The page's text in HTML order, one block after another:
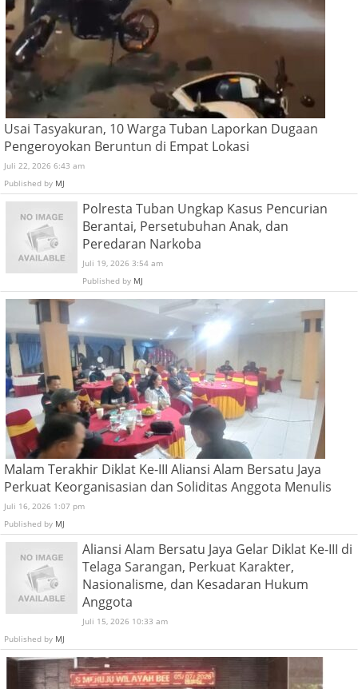
Usai Tasyakuran, 10 Warga Tuban Laporkan Dugaan
Pengeroyokan Beruntun di Empat Lokasi
Juli 22, 2026 6:43 am
Published by MJ
Polresta Tuban Ungkap Kasus Pencurian
Berantai, Persetubuhan Anak, dan
Peredaran Narkoba
Juli 19, 2026 3:54 am
Published by MJ
Malam Terakhir Diklat Ke-III Aliansi Alam Bersatu Jaya
Perkuat Keorganisasian dan Soliditas Anggota Menulis
Juli 16, 2026 1:07 pm
Published by MJ
Aliansi Alam Bersatu Jaya Gelar Diklat Ke-III di
Telaga Sarangan, Perkuat Karakter,
Nasionalisme, dan Kesadaran Hukum
Anggota
Juli 15, 2026 10:33 am
Published by MJ